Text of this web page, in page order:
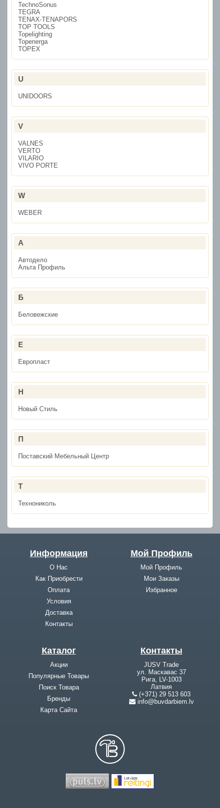
TechnoSonus
TEGRA
TENAX-TENAPORS
TOP TOOLS
Topelighting
Topenerga
TOPEX
U
UNIDOORS
V
VALNES
VERTO
VILARIO
VIVO PORTE
W
WEBER
А
Автодело
Альта Профиль
Б
Беловежские
Е
Европласт
Н
Новый Стиль
П
Поставский Мебельный Центр
Т
Технониколь
Информация
О Нас
Как Приобрести
Оплата
Условия
Доставка
Контакты
Мой Профиль
Мой Профиль
Мои Заказы
Избранное
Каталог
Акции
Популярные Товары
Поиск Товара
Бренды
Карта Cайта
Контакты
JUSV Trade
ул. Маскавас 37
Рига, LV-1003
Латвия
(+371) 29 513 603
info@buvdarbiem.lv